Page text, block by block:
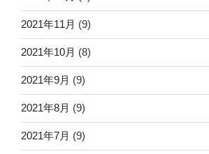
2021年11月 (9)
2021年10月 (8)
2021年9月 (9)
2021年8月 (9)
2021年7月 (9)